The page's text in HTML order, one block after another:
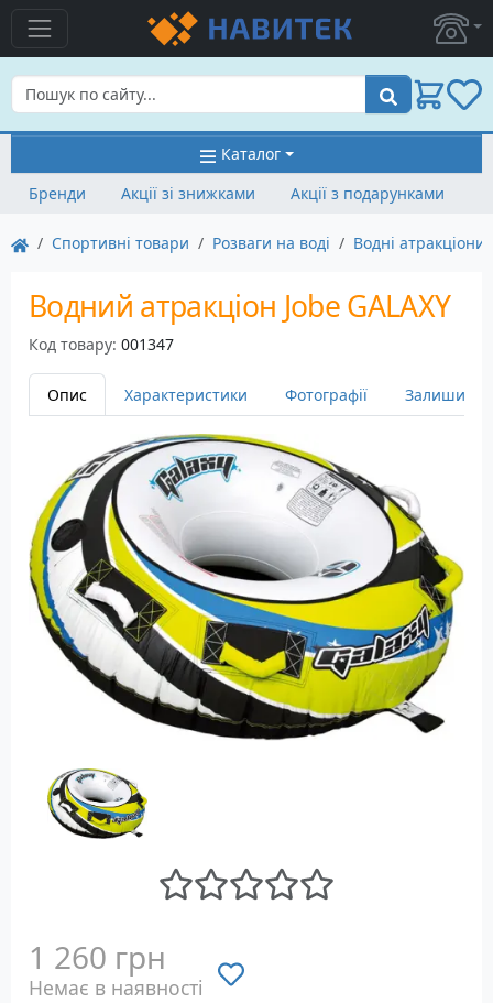
Пошук
Каталог
Бренди
Акції зі знижками Акції з подарунками
Спортивні товари Розваги на воді Водні атракціони
Водний атракціон Jobe GALAXY
Код товару: 001347
Опис Характеристики Фотографії Залишити
1 260 грн
Немає в наявності